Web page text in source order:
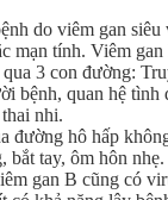
do viêm gan
mạn tính. Viêm
3 con đường:
bệnh, quan hệ tình
nhi.
đường hô hấp
bắt tay, ôm hôn
gan B cũng có